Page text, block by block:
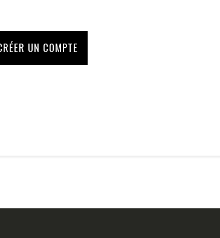
UN COMPTE